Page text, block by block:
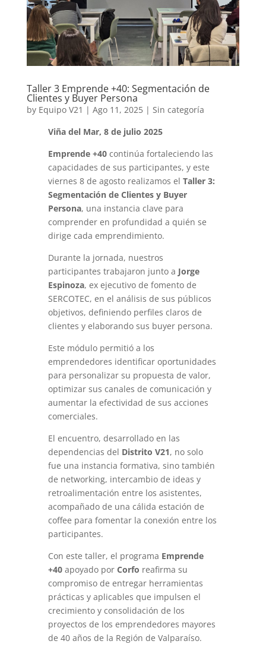
Taller 3 Emprende +40: Segmentación de
Clientes y Buyer Persona
by Equipo V21 | Ago 11, 2025| Sin categoría
Viña del Mar, 8 de julio 2025
Emprende +40continúa fortaleciendo las
capacidades de sus participantes, y este
viernes 8 de agosto realizamos el Taller 3:
Segmentación de Clientes y Buyer
Persona, una instancia clave para
comprender en profundidad a quién se
dirige cada emprendimiento.
Durante la jornada, nuestros
participantes trabajaron junto a Jorge
Espinoza, ex ejecutivo de fomento de
SERCOTEC, en el análisis de sus públicos
objetivos, definiendo perfiles claros de
clientes y elaborando sus buyer persona.
Este módulo permitió a los
emprendedores identificar oportunidades
para personalizar su propuesta de valor,
optimizar sus canales de comunicación y
aumentar la efectividad de sus acciones
comerciales.
El encuentro, desarrollado en las
dependencias del Distrito V21, no solo
fue una instancia formativa, sino también
de networking, intercambio de ideas y
retroalimentación entre los asistentes,
acompañado de una cálida estación de
coffee para fomentar la conexión entre los
participantes.
Con este taller, el programa Emprende
+40 apoyado por Corfo reafirma su
compromiso de entregar herramientas
prácticas y aplicables que impulsen el
crecimiento y consolidación de los
proyectos de los emprendedores mayores
de 40 años de la Región de Valparaíso.